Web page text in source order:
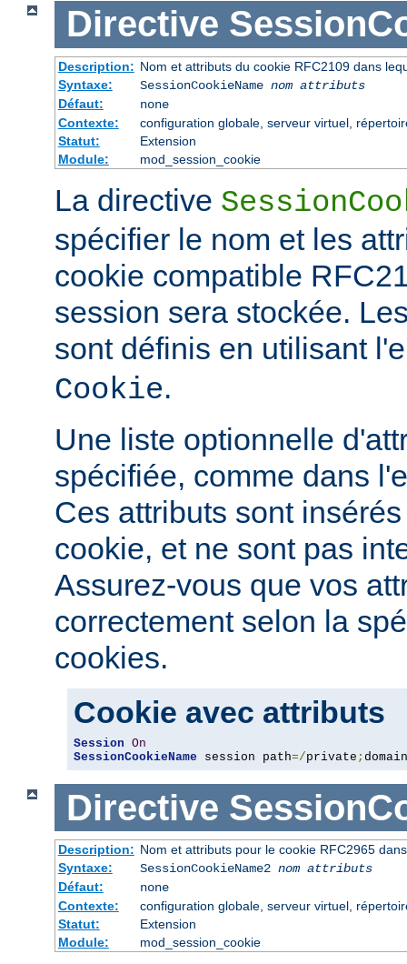
Directive
Description: Nom et attributs du cookie RFC2109 dans
Syntaxe:
SessionCookieName nom attributs
Défaut:
none
Contexte:
configuration globale, serveur virtuel,
Statut:
Extension
Module:
mod_session_cookie
La directive
spécifier le nom et les
cookie compatible
session sera stockée.
sont définis en utilisant
Cookie.
Une liste optionnelle
spécifiée, comme dans
Ces attributs sont
cookie, et ne sont pas
Assurez-vous que vos
correctement selon la
cookies.
Cookie avec attributs
Session On
SessionCookieName session path=/private ; domain
Directive
Description: Nom et attributs pour le cookie RFC2965
Syntaxe:
SessionCookieName2 nom attributs
Défaut:
none
Contexte:
configuration globale, serveur virtuel,
Statut:
Extension
Module:
mod_session_cookie